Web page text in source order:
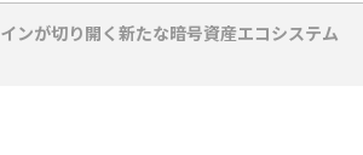
ンが切り開く新たな暗号資産エコシステム